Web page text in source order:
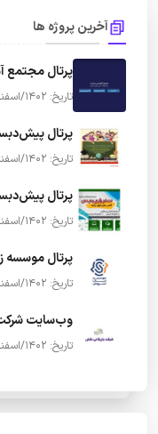
آخرین پروژه ها
پرتال مجتمع
تاریخ: 1402/اسفند/12
پرتال
تاریخ: 1402/اسفند/12
پرتال
تاریخ: 1402/اسفند/12
پرتال
تاریخ: 1402/اسفند/12
وب‌سایت
تاریخ: 1402/اسفند/12